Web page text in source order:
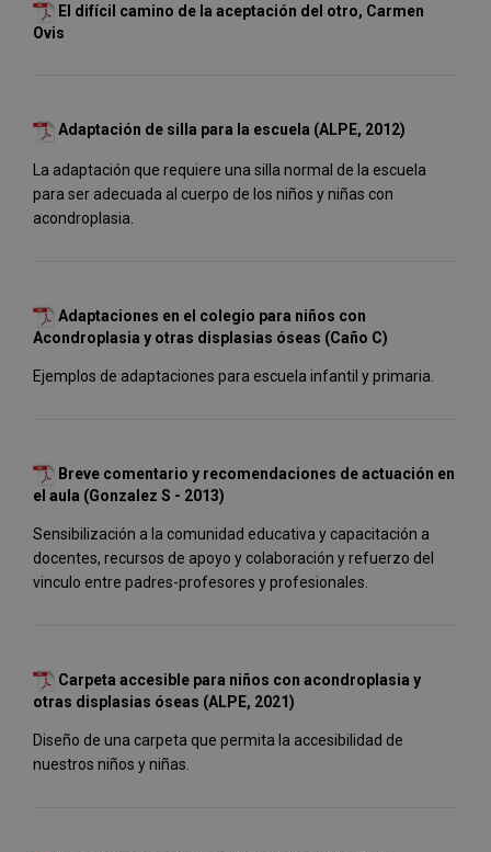
El difícil camino de la aceptación del otro, Carmen
Ovis
Adaptación de silla para la escuela (ALPE, 2012)
La adaptación que requiere una silla normal de la escuela
para ser adecuada al cuerpo de los niños y niñas con
acondroplasia.
Adaptaciones en el colegio para niños con
Acondroplasia y otras displasias óseas (Caño C)
Ejemplos de adaptaciones para escuela infantil y primaria.
Breve comentario y recomendaciones de actuación en
el aula (Gonzalez S - 2013)
Sensibilización a la comunidad educativa y capacitación a
docentes, recursos de apoyo y colaboración y refuerzo del
vinculo entre padres-profesores y profesionales.
Carpeta accesible para niños con acondroplasia y
otras displasias óseas (ALPE, 2021)
Diseño de una carpeta que permita la accesibilidad de
nuestros niños y niñas.